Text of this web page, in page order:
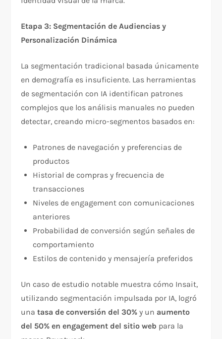
Etapa 3: Segmentación de Audiencias y
Personalización Dinámica
La segmentación tradicional basada únicamente
en demografía es insuficiente. Las herramientas
de segmentación con IA identifican patrones
complejos que los análisis manuales no pueden
detectar, creando micro-segmentos basados en:​
Patrones de navegación y preferencias de
productos
Historial de compras y frecuencia de
transacciones
Niveles de engagement con comunicaciones
anteriores
Probabilidad de conversión según señales de
comportamiento
Estilos de contenido y mensajería preferidos
Un caso de estudio notable muestra cómo Insait,
utilizando segmentación impulsada por IA, logró
unatasa de conversión del 30% y un aumento
del 50% en engagement del sitio web para la